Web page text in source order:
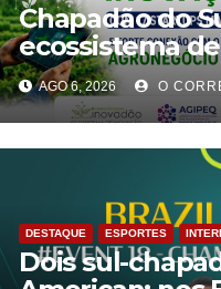
Chapadão do
ecossistema
oito propostas
Centelha 3
AGO 6, 2026 O
DESTAQUE ESPORTES
Dois sul-